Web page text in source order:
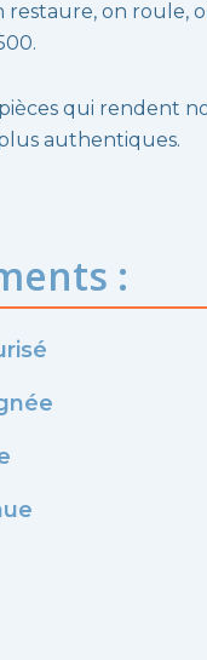
restaure, on roule,
qui rendent
authentiques.
: